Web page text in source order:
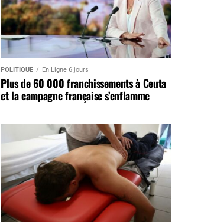
POLITIQUE En Ligne 6 jours
Plus de 60 000 franchissements à Ceuta
et la campagne française s’enflamme